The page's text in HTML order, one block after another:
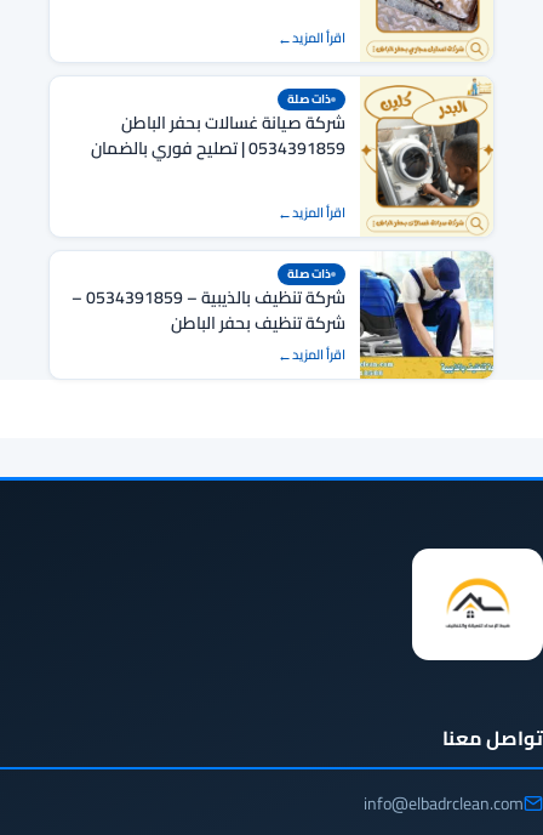
اقرأ المزيد
ذات صلة
شركة صيانة غسالات بحفر الباطن
0534391859 | تصليح فوري بالضمان
اقرأ المزيد
ذات صلة
شركة تنظيف بالذيبية – 0534391859 –
شركة تنظيف بحفر الباطن
اقرأ المزيد
تواصل معنا
info@elbadrclean.com